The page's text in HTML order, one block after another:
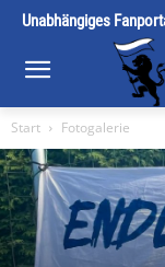
Unabhängiges
Start Fotogalerie